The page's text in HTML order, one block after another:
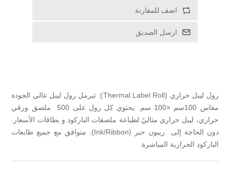
اضف للمقارنة
ارسل الصديق
رول ليبل حراري (Thermal Label Roll): ثيرمل رول ليبل عالي الجودة
مقاس 100سم ×100 سم. يحتوي كل رول على 500 ملصق ورقي
حراري، ليبل حراري مثاليً لطباعة ملصقات الباركود و بطاقات الأسعار.
دون الحاجة إلى ريبون حبر (Ink/Ribbon). متوافق مع جميع طابعات
الباركود الحرارية المباشرة.